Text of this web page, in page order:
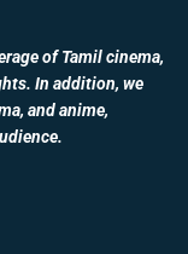
of Tamil cinema,
In addition, we
and anime,